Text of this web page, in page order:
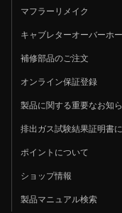
マフラーリメイク
キャブレターオーバーホ
補修部品のご注文
オンライン保証登録
製品に関する重要なお知
排出ガス試験結果証明書
ポイントについて
ショップ情報
製品マニュアル検索